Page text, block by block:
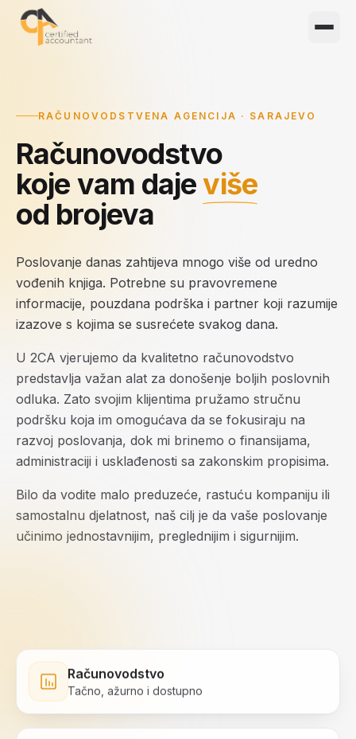
RAČUNOVODSTVENA AGENCIJA · SARAJEVO
Računovodstvo
koje vam dajeviše
od brojeva
Poslovanje danas zahtijeva mnogo više od uredno
vođenih knjiga. Potrebne su pravovremene
informacije, pouzdana podrška i partner koji razumije
izazove s kojima se susrećete svakog dana.
U 2CA vjerujemo da kvalitetno računovodstvo
predstavlja važan alat za donošenje boljih poslovnih
odluka. Zato svojim klijentima pružamo stručnu
podršku koja im omogućava da se fokusiraju na
razvoj poslovanja, dok mi brinemo o finansijama,
administraciji i usklađenosti sa zakonskim propisima.
Bilo da vodite malo preduzeće, rastuću kompaniju ili
samostalnu djelatnost, naš cilj je da vaše poslovanje
učinimo jednostavnijim, preglednijim i sigurnijim.
Računovodstvo
Tačno, ažurno i dostupno